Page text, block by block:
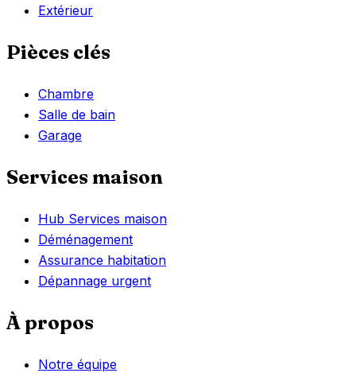
Extérieur
Pièces clés
Chambre
Salle de bain
Garage
Services maison
Hub Services maison
Déménagement
Assurance habitation
Dépannage urgent
À propos
Notre équipe